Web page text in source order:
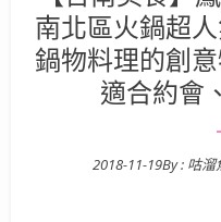
南北區火鍋超
鍋物料理的創
適合約會
2018-11-19By : 咕溜